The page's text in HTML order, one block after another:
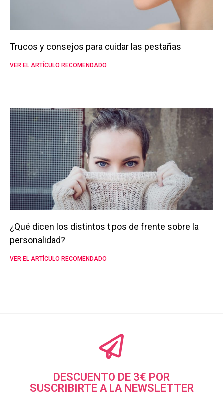
Trucos y consejos para cuidar las pestañas
VER EL ARTÍCULO RECOMENDADO
¿Qué dicen los distintos tipos de frente sobre la
personalidad?
VER EL ARTÍCULO RECOMENDADO
DESCUENTO DE 3€ POR
SUSCRIBIRTE A LA NEWSLETTER